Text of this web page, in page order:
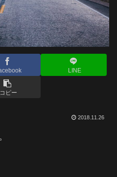
LINE
コピー
2018.11.26